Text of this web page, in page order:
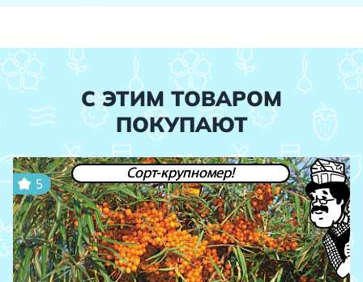
С ЭТИМ ТОВАРОМ
ПОКУПАЮТ
Сорт-крупномер!
5